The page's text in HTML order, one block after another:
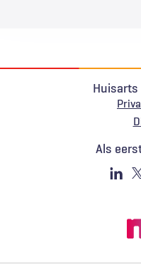
Huisarts
Als